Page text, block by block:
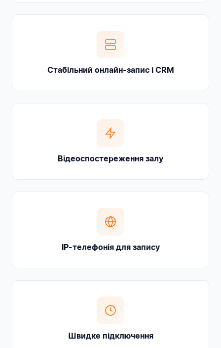
Стабільний онлайн-запис і CRM
Відеоспостереження залу
IP-телефонія для запису
Швидке підключення